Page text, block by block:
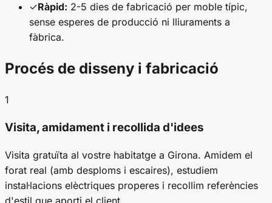
✓Ràpid: 2-5 dies de fabricació per moble típic,
sense esperes de producció ni lliuraments a
fàbrica.
Procés de disseny i fabricació
1
Visita, amidament i recollida d'idees
Visita gratuïta al vostre habitatge a Girona. Amidem el
forat real (amb desploms i escaires), estudiem
instal·lacions elèctriques properes i recollim referències